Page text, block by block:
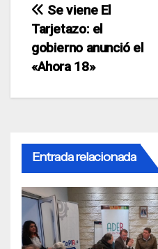
Navegación
de
entradas
Se viene El
Tarjetazo: el
gobierno anunció el
«Ahora 18»
Entrada relacionada